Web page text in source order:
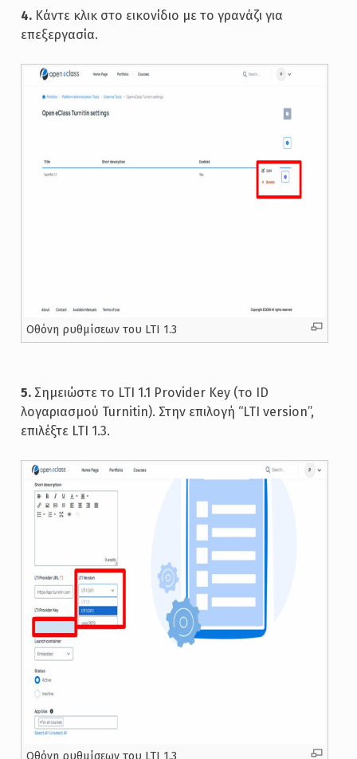
4.Κάντε κλικ στο εικονίδιο με το γρανάζι για
επεξεργασία.
Oθόνη ρυθμίσεων του LTI 1.3
5.Σημειώστε το LTI 1.1 Provider Key (το ID
λογαριασμού Turnitin). Στην επιλογή “LTI version”,
επιλέξτε LTI 1.3.